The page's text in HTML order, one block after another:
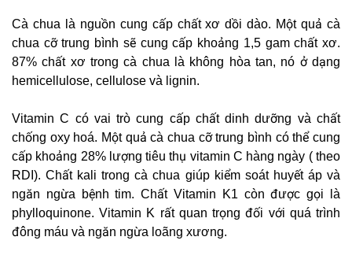
Cà chua là nguồn cung cấp chất xơ dồi dào. Một quả cà
chua cỡ trung bình sẽ cung cấp khoảng 1,5 gam chất xơ.
87% chất xơ trong cà chua là không hòa tan, nó ở dạng
hemicellulose, cellulose và lignin.
Vitamin C có vai trò cung cấp chất dinh dưỡng và chất
chống oxy hoá. Một quả cà chua cỡ trung bình có thể cung
cấp khoảng 28% lượng tiêu thụ vitamin C hàng ngày ( theo
RDI). Chất kali trong cà chua giúp kiểm soát huyết áp và
ngăn ngừa bệnh tim. Chất Vitamin K1 còn được gọi là
phylloquinone. Vitamin K rất quan trọng đối với quá trình
đông máu và ngăn ngừa loãng xương.